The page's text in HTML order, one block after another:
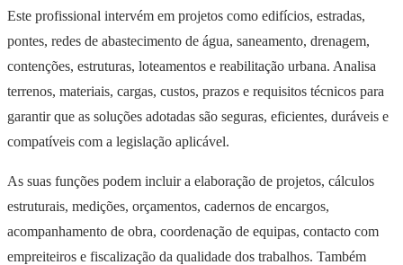
Este profissional intervém em projetos como edifícios, estradas,
pontes, redes de abastecimento de água, saneamento, drenagem,
contenções, estruturas, loteamentos e reabilitação urbana. Analisa
terrenos, materiais, cargas, custos, prazos e requisitos técnicos para
garantir que as soluções adotadas são seguras, eficientes, duráveis e
compatíveis com a legislação aplicável.
As suas funções podem incluir a elaboração de projetos, cálculos
estruturais, medições, orçamentos, cadernos de encargos,
acompanhamento de obra, coordenação de equipas, contacto com
empreiteiros e fiscalização da qualidade dos trabalhos. Também